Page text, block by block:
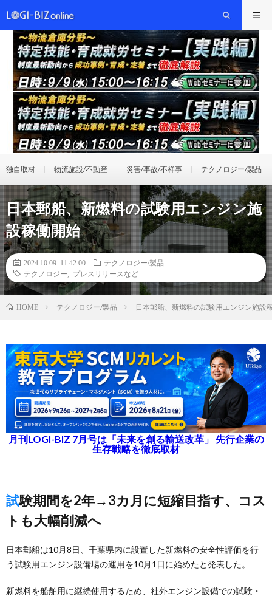
独自取材 物流施設/不動産 災害/事故/不祥事 テクノロジー/製品
日本郵船、新燃料の試験用エンジン施
設稼働開始
2024.10.09 11:42:00
テクノロジー/製品
テクノロジー
プレスリリースなど
HOME テクノロジー/製品 日本郵船、新燃料の試験用エンジン施設
月刊LOGI-BIZ 7月号は「未来を創る輸送改革」 先行企業の
生存戦略を徹底取材
試験期間を2年→3カ月に短縮目指す、コス
トも大幅削減へ
日本郵船は10月8日、千葉県内に設置した新燃料の安全性評価を行
う試験用エンジン設備場の運用を10月1日に始めたと発表した。
新燃料を船舶用に継続使用するため、社外エンジン設備での試験・